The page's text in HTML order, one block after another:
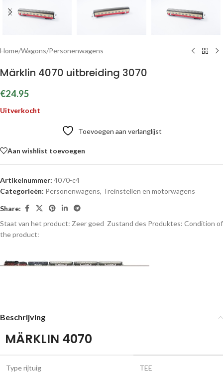
Home/Wagons/Personenwagens
Märklin 4070 uitbreiding 3070
€24.95
Uitverkocht
Toevoegen aan verlanglijst
Aan wishlist toevoegen
Artikelnummer: 4070-c4
Categorieën: Personenwagens, Treinstellen en motorwagens
Share:
Staat van het product: Zeer goed Zustand des Produktes: Condition of
the product:
Beschrijving
MÄRKLIN 4070
Type rijtuig TEE